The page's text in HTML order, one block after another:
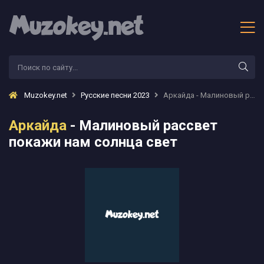
Muzokey.net Русские песни 2023 Аркайда - Малиновый рассвет покажи нам солнца свет
Аркайда - Малиновый рассвет
покажи нам солнца свет